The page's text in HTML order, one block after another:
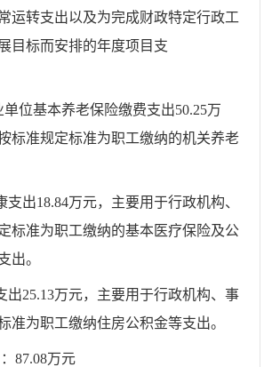
运转支出以及为完成财政特定行政工
目标而安排的年度项目支
单位基本养老保险缴费支出50.25万
标准规定标准为职工缴纳的机关养老
支出18.84万元，主要用于行政机构、
标准为职工缴纳的基本医疗保险及公
出。
出25.13万元，主要用于行政机构、事
准为职工缴纳住房公积金等支出。
：87.08万元